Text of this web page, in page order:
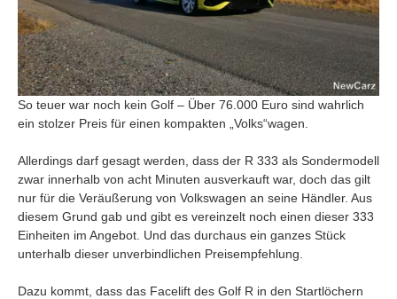
So teuer war noch kein Golf – Über 76.000 Euro sind wahrlich
ein stolzer Preis für einen kompakten „Volks“wagen.
Allerdings darf gesagt werden, dass der R 333 als Sondermodell
zwar innerhalb von acht Minuten ausverkauft war, doch das gilt
nur für die Veräußerung von Volkswagen an seine Händler. Aus
diesem Grund gab und gibt es vereinzelt noch einen dieser 333
Einheiten im Angebot. Und das durchaus ein ganzes Stück
unterhalb dieser unverbindlichen Preisempfehlung.
Dazu kommt, dass das Facelift des Golf R in den Startlöchern